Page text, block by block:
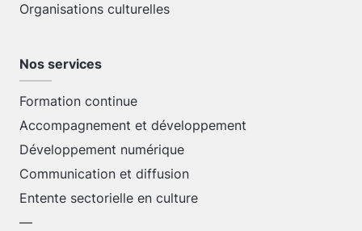
Organisations culturelles
Nos services
Formation continue
Accompagnement et développement
Développement numérique
Communication et diffusion
Entente sectorielle en culture
—